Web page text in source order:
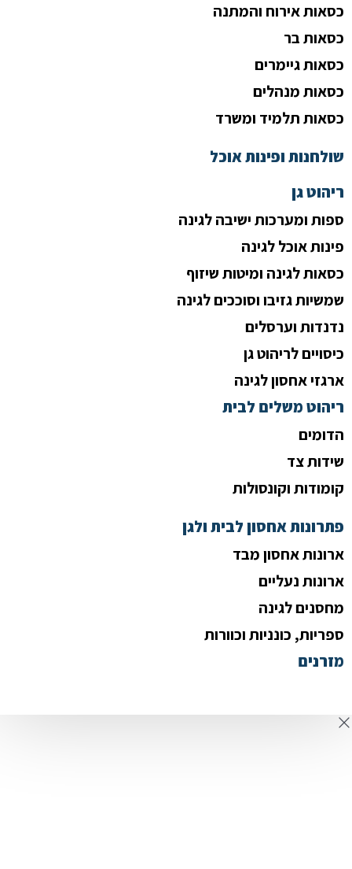
כסאות אירוח והמתנה
כסאות בר
כסאות גיימרים
כסאות מנהלים
כסאות תלמיד ומשרד
שולחנות ופינות אוכל
ריהוט גן
ספות ומערכות ישיבה לגינה
פינות אוכל לגינה
כסאות לגינה ומיטות שיזוף
שמשיות גזיבו וסוככים לגינה
נדנדות וערסלים
כיסויים לריהוט גן
ארגזי אחסון לגינה
ריהוט משלים לבית
הדומים
שידות צד
קומודות וקונסולות
פתרונות אחסון לבית ולגן
ארונות אחסון מבד
ארונות נעליים
מחסנים לגינה
ספריות, כונניות וכוורות
מזרנים